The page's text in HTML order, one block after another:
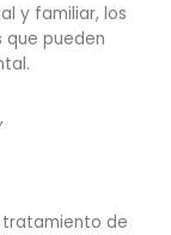
y familiar, los
pueden
de